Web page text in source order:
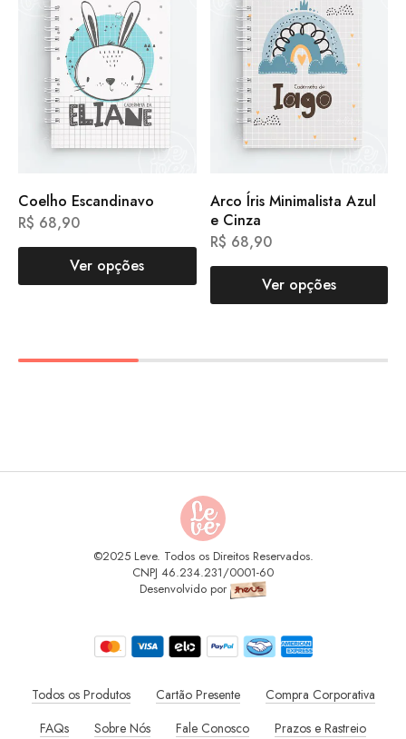
Coelho Escandinavo
R$ 68,90
Ver opções
Arco Íris Minimalista Azul
e Cinza
R$ 68,90
Ver opções
©2025 Leve. Todos os Direitos Reservados.
CNPJ 46.234.231/0001-60
Desenvolvido por
Todos os Produtos Cartão Presente
Compra Corporativa
FAQs
Sobre Nós Fale Conosco Prazos e Rastreio